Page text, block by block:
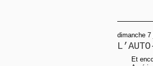
dimanche 7
Et